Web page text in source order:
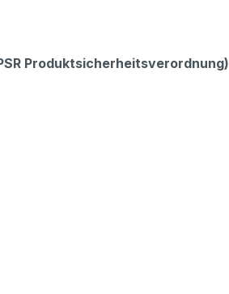
Produktsicherheitsverordnung)